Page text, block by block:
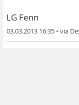
LG Fenn
03.03.2013 16:35 •